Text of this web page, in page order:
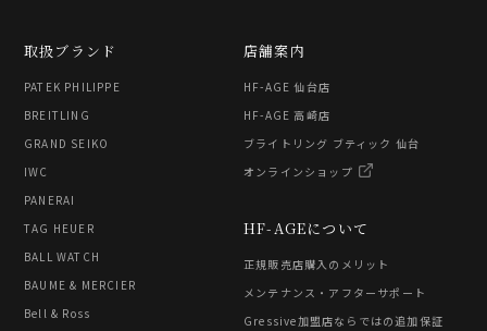
取扱ブランド
PATEK PHILIPPE
BREITLING
GRAND SEIKO
IWC
PANERAI
TAG HEUER
BALL WATCH
BAUME & MERCIER
Bell & Ross
HF-AGEについて
正規販売店購入のメリット
メンテナンス・アフターサポート
Gressive加盟店ならではの追加保証
店舗案内
HF-AGE 仙台店
HF-AGE 高崎店
ブライトリング ブティック 仙台
オンラインショップ